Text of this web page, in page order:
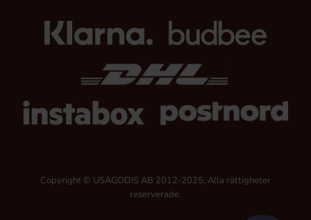
Copyright © USAGODIS AB 2012-2025, Alla rättigheter
reserverade.